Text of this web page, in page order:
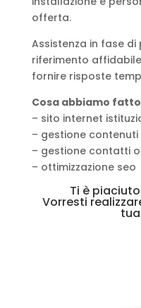
offerta.
Assistenza in fase
riferimento
fornire risposte
Cosa abbiamo
– sito internet
– gestione contenuti
– gestione contatti
– ottimizzazione seo
Ti è
Vorresti